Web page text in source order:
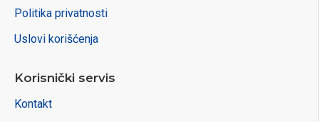
Politika privatnosti
Uslovi korišćenja
Korisnički servis
Kontakt